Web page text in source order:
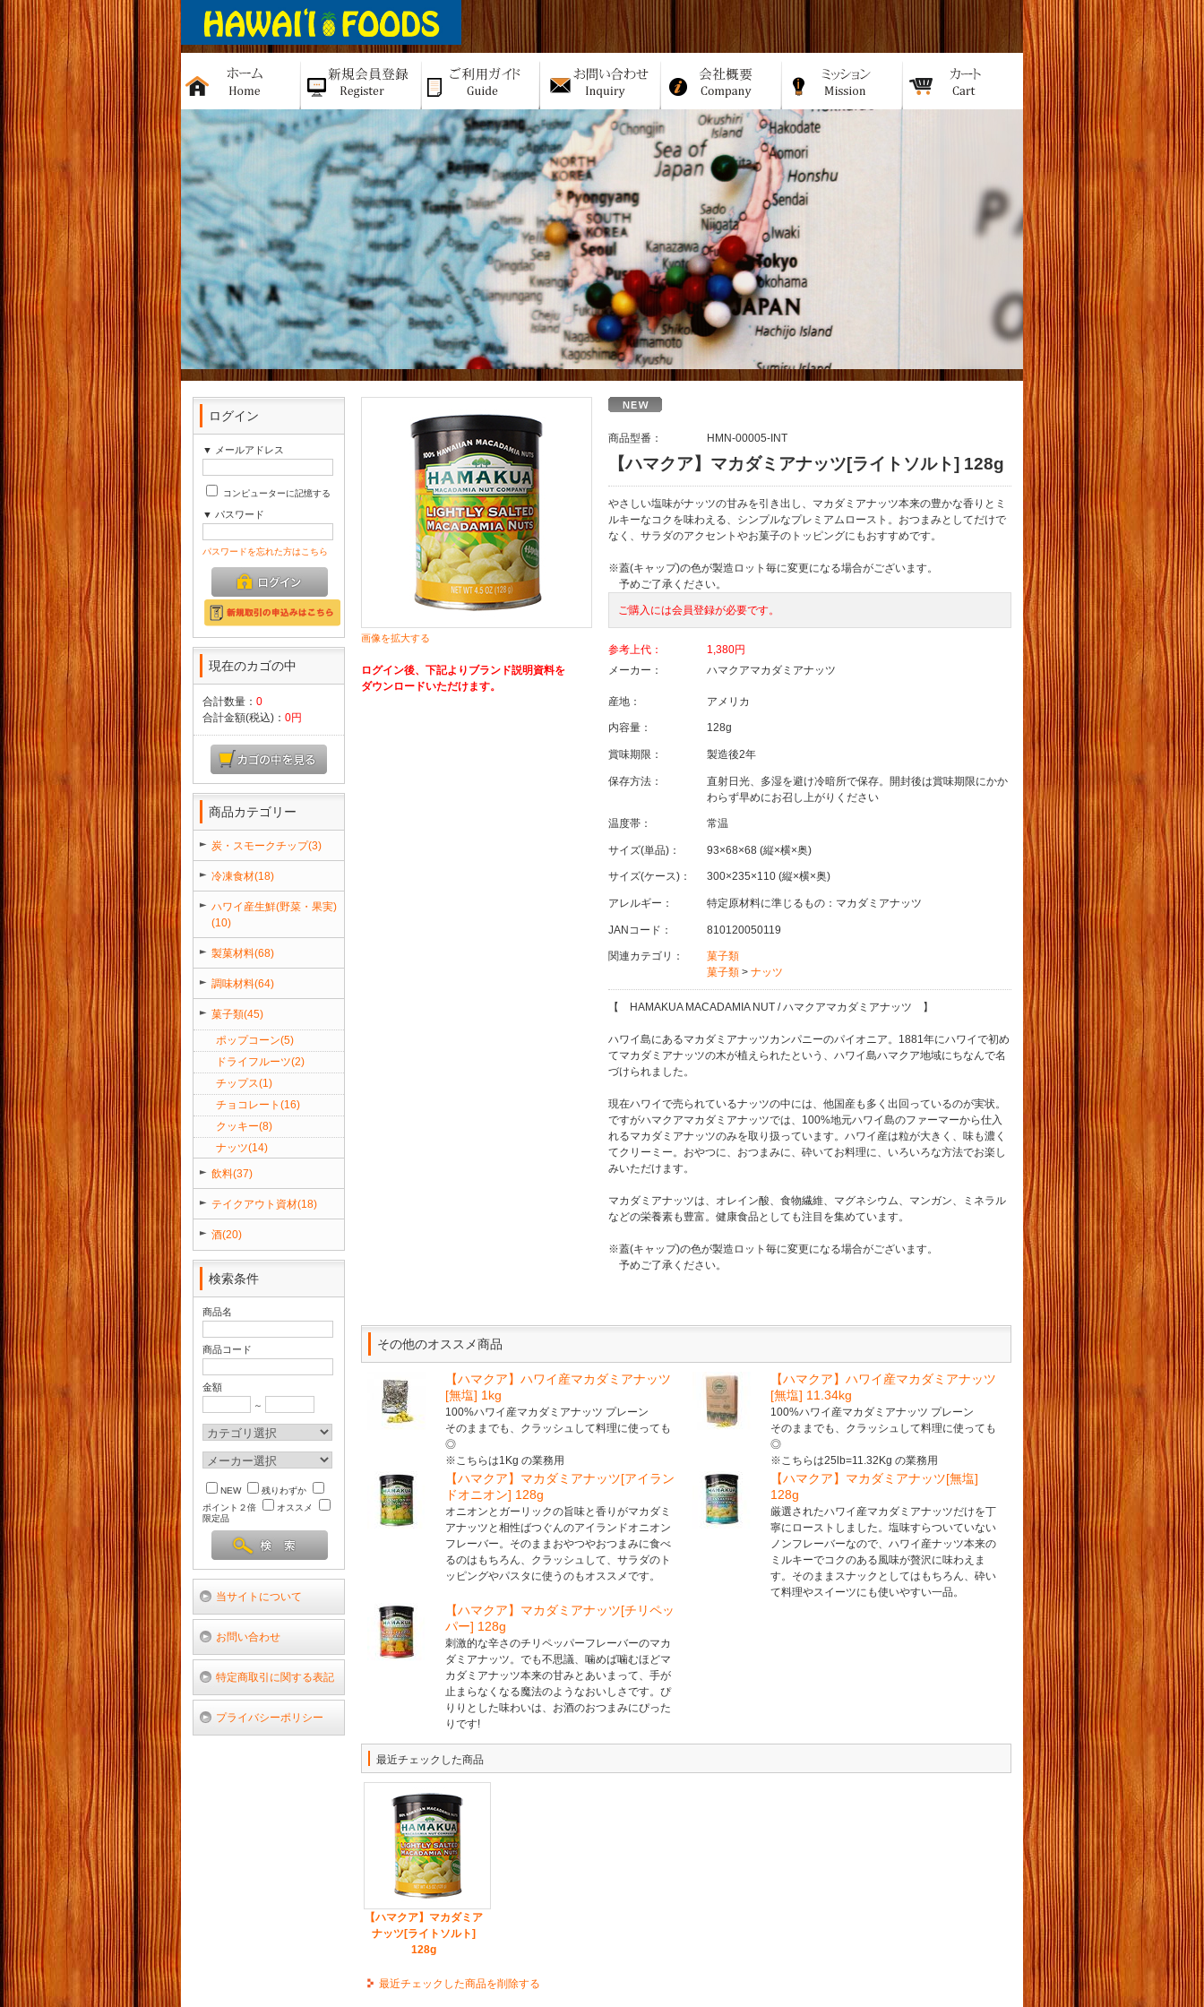
ログイン
▼ メールアドレス
コンピューターに記憶する
▼ パスワード
パスワードを忘れた方はこちら
現在のカゴの中
合計数量： 0
合計金額(税込)： 0円
商品カテゴリー
炭・スモークチップ(3)
冷凍食材(18)
ハワイ産生鮮(野菜・果実)
(10)
製菓材料(68)
調味材料(64)
菓子類(45)
ポップコーン(5)
ドライフルーツ(2)
チップス(1)
チョコレート(16)
クッキー(8)
ナッツ(14)
飲料(37)
テイクアウト資材(18)
酒(20)
検索条件
商品名
商品コード
金額
～
NEW
残りわずか
ポイント２倍
オススメ
限定品
当サイトについて
お問い合わせ
特定商取引に関する表記
プライバシーポリシー
画像を拡大する
ログイン後、下記よりブランド説明資料を
ダウンロードいただけます。
商品型番： HMN-00005-INT
【ハマクア】マカダミアナッツ[ライトソルト] 128g
やさしい塩味がナッツの甘みを引き出し、マカダミアナッツ本来の豊かな香りとミ
ルキーなコクを味わえる、シンプルなプレミアムロースト。おつまみとしてだけで
なく、サラダのアクセントやお菓子のトッピングにもおすすめです。
※蓋(キャップ)の色が製造ロット毎に変更になる場合がございます。
予めご了承ください。
ご購入には会員登録が必要です。
参考上代：
1,380円
メーカー：
ハマクアマカダミアナッツ
産地： アメリカ
内容量： 128g
賞味期限： 製造後2年
保存方法：
直射日光、多湿を避け冷暗所で保存。開封後は賞味期限にかか
わらず早めにお召し上がりください
温度帯： 常温
サイズ(単品)： 93×68×68 (縦×横×奥)
サイズ(ケース)： 300×235×110 (縦×横×奥)
アレルギー： 特定原材料に準じるもの：マカダミアナッツ
JANコード： 810120050119
関連カテゴリ：
菓子類
菓子類 >ナッツ
【 HAMAKUA MACADAMIA NUT / ハマクアマカダミアナッツ 】
ハワイ島にあるマカダミアナッツカンパニーのパイオニア。1881年にハワイで初め
てマカダミアナッツの木が植えられたという、ハワイ島ハマクア地域にちなんで名
づけられました。
現在ハワイで売られているナッツの中には、他国産も多く出回っているのが実状。
ですがハマクアマカダミアナッツでは、100%地元ハワイ島のファーマーから仕入
れるマカダミアナッツのみを取り扱っています。ハワイ産は粒が大きく、味も濃く
てクリーミー。おやつに、おつまみに、砕いてお料理に、いろいろな方法でお楽し
みいただけます。
マカダミアナッツは、オレイン酸、食物繊維、マグネシウム、マンガン、ミネラル
などの栄養素も豊富。健康食品としても注目を集めています。
※蓋(キャップ)の色が製造ロット毎に変更になる場合がございます。
予めご了承ください。
その他のオススメ商品
【ハマクア】ハワイ産マカダミアナッツ
[無塩] 1kg
100%ハワイ産マカダミアナッツ プレーン
そのままでも、クラッシュして料理に使っても
◎
※こちらは1Kg の業務用
【ハマクア】ハワイ産マカダミアナッツ
[無塩] 11.34kg
100%ハワイ産マカダミアナッツ プレーン
そのままでも、クラッシュして料理に使っても
◎
※こちらは25lb=11.32Kg の業務用
【ハマクア】マカダミアナッツ[アイラン
ドオニオン] 128g
オニオンとガーリックの旨味と香りがマカダミ
アナッツと相性ばつぐんのアイランドオニオン
フレーバー。そのままおやつやおつまみに食べ
るのはもちろん、クラッシュして、サラダのト
ッピングやパスタに使うのもオススメです。
【ハマクア】マカダミアナッツ[無塩]
128g
厳選されたハワイ産マカダミアナッツだけを丁
寧にローストしました。塩味すらついていない
ノンフレーバーなので、ハワイ産ナッツ本来の
ミルキーでコクのある風味が贅沢に味わえま
す。そのままスナックとしてはもちろん、砕い
て料理やスイーツにも使いやすい一品。
【ハマクア】マカダミアナッツ[チリペッ
パー] 128g
刺激的な辛さのチリペッパーフレーバーのマカ
ダミアナッツ。でも不思議、噛めば噛むほどマ
カダミアナッツ本来の甘みとあいまって、手が
止まらなくなる魔法のようなおいしさです。ぴ
りりとした味わいは、お酒のおつまみにぴった
りです!
最近チェックした商品
【ハマクア】マカダミア
ナッツ[ライトソルト]
128g
最近チェックした商品を削除する